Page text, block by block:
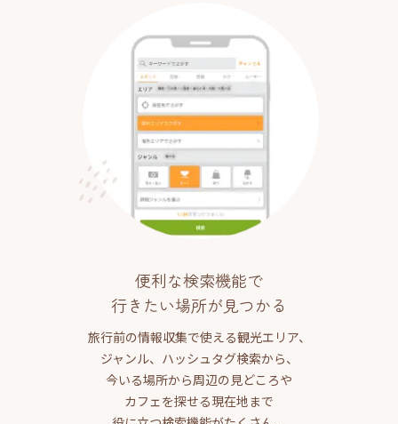
便利な検索機能で
行きたい場所が見つかる
旅行前の情報収集で使える観光エリア、
ジャンル、ハッシュタグ検索から、
今いる場所から周辺の見どころや
カフェを探せる現在地まで